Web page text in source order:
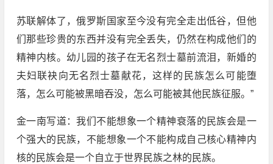
苏联解体了，俄罗斯国家至今没有完全走出低谷，但他
们那些珍贵的东西并没有完全丢失，仍然在构成他们的
精神内核。幼儿园的孩子在无名烈士墓前流泪，新婚的
夫妇联袂向无名烈士墓献花，这样的民族怎么可能堕
落，怎么可能被黑暗吞没，怎么可能被其他民族征服。”
金一南写道：我们不能想象一个精神衰落的民族会是一
个强大的民族，不能想象一个不能构成自己核心精神内
核的民族会是一个自立于世界民族之林的民族。